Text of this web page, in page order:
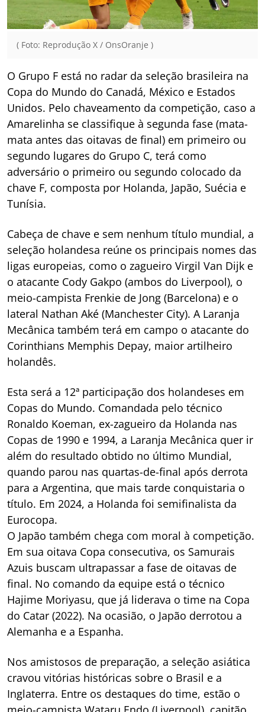
( Foto: Reprodução X / OnsOranje )
O Grupo F está no radar da seleção brasileira na
Copa do Mundo do Canadá, México e Estados
Unidos. Pelo chaveamento da competição, caso a
Amarelinha se classifique à segunda fase (mata-
mata antes das oitavas de final) em primeiro ou
segundo lugares do Grupo C, terá como
adversário o primeiro ou segundo colocado da
chave F, composta por Holanda, Japão, Suécia e
Tunísia.
Cabeça de chave e sem nenhum título mundial, a
seleção holandesa reúne os principais nomes das
ligas europeias, como o zagueiro Virgil Van Dijk e
o atacante Cody Gakpo (ambos do Liverpool), o
meio-campista Frenkie de Jong (Barcelona) e o
lateral Nathan Aké (Manchester City). A Laranja
Mecânica também terá em campo o atacante do
Corinthians Memphis Depay, maior artilheiro
holandês.
Esta será a 12ª participação dos holandeses em
Copas do Mundo. Comandada pelo técnico
Ronaldo Koeman, ex-zagueiro da Holanda nas
Copas de 1990 e 1994, a Laranja Mecânica quer ir
além do resultado obtido no último Mundial,
quando parou nas quartas-de-final após derrota
para a Argentina, que mais tarde conquistaria o
título. Em 2024, a Holanda foi semifinalista da
Eurocopa.
O Japão também chega com moral à competição.
Em sua oitava Copa consecutiva, os Samurais
Azuis buscam ultrapassar a fase de oitavas de
final. No comando da equipe está o técnico
Hajime Moriyasu, que já liderava o time na Copa
do Catar (2022). Na ocasião, o Japão derrotou a
Alemanha e a Espanha.
Nos amistosos de preparação, a seleção asiática
cravou vitórias históricas sobre o Brasil e a
Inglaterra. Entre os destaques do time, estão o